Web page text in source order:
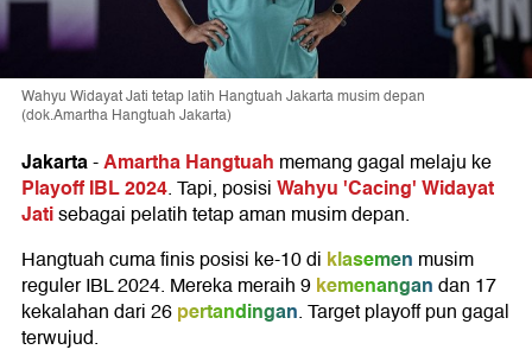
Wahyu Widayat Jati tetap latih Hangtuah Jakarta musim depan
(dok.Amartha Hangtuah Jakarta)
Jakarta-Amartha Hangtuah memang gagal melaju ke
Playoff IBL 2024. Tapi, posisiWahyu 'Cacing' Widayat
Jatisebagai pelatih tetap aman musim depan.
Hangtuah cuma finis posisi ke-10 di klasemen musim
reguler IBL 2024. Mereka meraih 9kemenangandan 17
kekalahan dari 26pertandingan. Target playoff pun gagal
terwujud.